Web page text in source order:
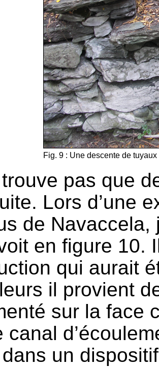
Fig. 9 : Une descente de
pas que
Lors d’une
de Navaccela,
en figure 10.
qui aurait
il provient
sur la face
canal
un